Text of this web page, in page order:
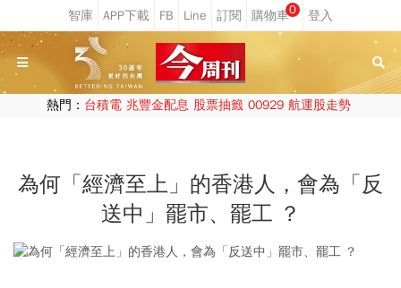
0
熱門： 台積電 兆豐金配息 股票抽籤 00929 航運股走勢
為何「經濟至上」的香港人，會為「反
送中」罷市、罷工 ？